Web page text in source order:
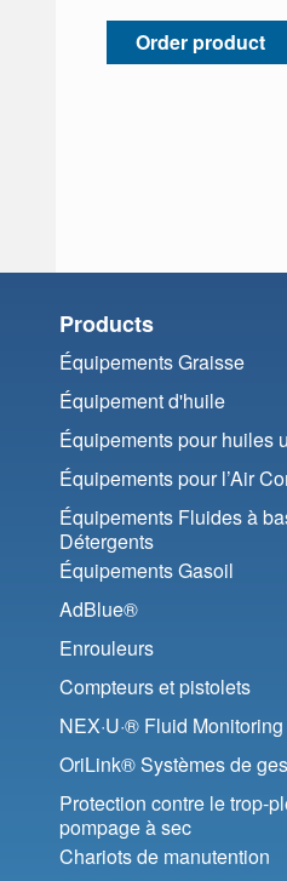
Order product
Products
Équipements Graisse
Équipement d'huile
Équipements pour huiles
Équipements pour l’Air
Équipements Fluides à
Détergents
Équipements Gasoil
AdBlue®
Enrouleurs
Compteurs et pistolets
NEX·U·® Fluid
OriLink® Systèmes de
Protection contre le trop-
pompage à sec
Chariots de manutention